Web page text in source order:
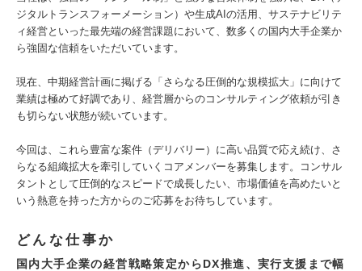
ジタルトランスフォーメーション）や生成AIの活用、サステナビリテ
ィ経営といった最先端の経営課題において、数多くの国内大手企業か
ら強固な信頼をいただいています。
現在、中期経営計画に掲げる「さらなる圧倒的な規模拡大」に向けて
業績は極めて好調であり、経営層からのコンサルティング依頼が引き
も切らない状態が続いています。
今回は、これら豊富な案件（デリバリー）に高い品質で応え続け、さ
らなる組織拡大を牽引していくコアメンバーを募集します。コンサル
タントとして圧倒的なスピードで成長したい、市場価値を高めたいと
いう熱意を持った方からのご応募をお待ちしています。
どんな仕事か
国内大手企業の経営戦略策定からDX推進、実行支援まで幅